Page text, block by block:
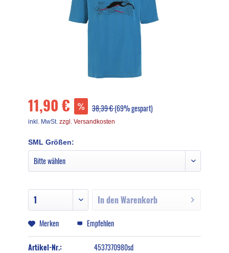
11,90 € 38,39 €(69% gespart)
inkl. MwSt. zzgl. Versandkosten
SML Größen:
In denWarenkorb
Merken Empfehlen
Artikel-Nr.:
4537370980sd